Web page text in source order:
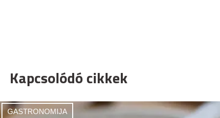
Kapcsolódó cikkek
GASTRONOMIJA